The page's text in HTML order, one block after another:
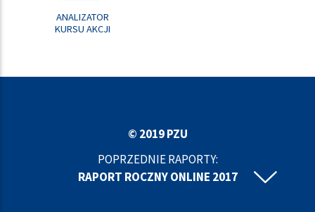
ANALIZATOR
KURSU AKCJI
© 2019 PZU
POPRZEDNIE RAPORTY:
RAPORT ROCZNY ONLINE 2017